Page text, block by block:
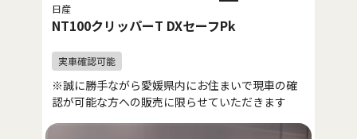
日産
NT100クリッパーT DXセーフPk
※誠に勝手ながら愛媛県内にお住まいで現車の確
認が可能な方への販売に限らせていただきます